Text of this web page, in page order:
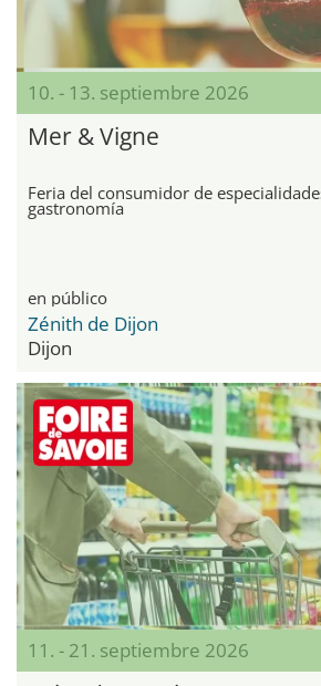
10. - 13. septiembre 2026
Mer & Vigne
Feria del consumidor de
gastronomía
en público
Zénith de Dijon
Dijon
11. - 21. septiembre 2026